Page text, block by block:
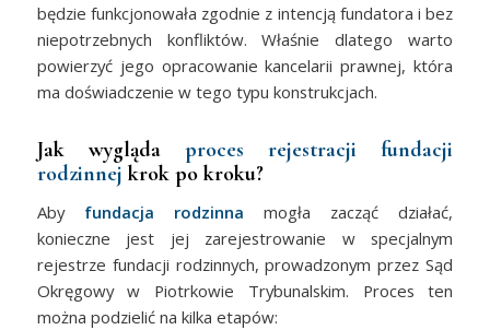
będzie funkcjonowała zgodnie z intencją fundatora i bez
niepotrzebnych konfliktów. Właśnie dlatego warto
powierzyć jego opracowanie kancelarii prawnej, która
ma doświadczenie w tego typu konstrukcjach.
Jak wygląda proces rejestracji fundacji
rodzinnej krok po kroku?
Aby fundacja rodzinna mogła zacząć działać,
konieczne jest jej zarejestrowanie w specjalnym
rejestrze fundacji rodzinnych, prowadzonym przez Sąd
Okręgowy w Piotrkowie Trybunalskim. Proces ten
można podzielić na kilka etapów: